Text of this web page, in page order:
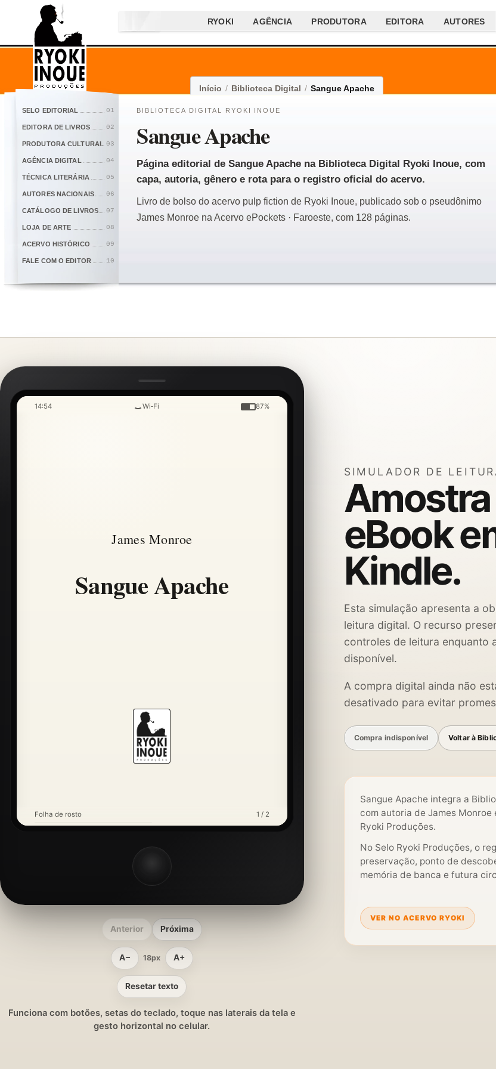
RYOKI AGÊNCIA PRODUTORA EDITORA AUTORES
SELO EDITORIAL 01
EDITORA DE LIVROS 02
PRODUTORA CULTURAL 03
AGÊNCIA DIGITAL 04
TÉCNICA LITERÁRIA 05
AUTORES NACIONAIS 06
CATÁLOGO DE LIVROS 07
LOJA DE ARTE 08
ACERVO HISTÓRICO 09
FALE COM O EDITOR 10
Início / Biblioteca Digital / Sangue Apache
BIBLIOTECA DIGITAL RYOKI INOUE
Sangue Apache
Página editorial de Sangue Apache na Biblioteca Digital Ryoki Inoue, com
capa, autoria, gênero e rota para o registro oficial do acervo.
Livro de bolso do acervo pulp fiction de Ryoki Inoue, publicado sob o pseudônimo
James Monroe na Acervo ePockets · Faroeste, com 128 páginas.
14:54 Wi‑Fi 87%
James Monroe
Sangue Apache
Folha de rosto 1 / 2
Anterior Próxima
A− 18px A+
Resetar texto
Funciona com botões, setas do teclado, toque nas laterais da tela e
gesto horizontal no celular.
SIMULADOR DE
eBook
Kindle.
Esta simulação apresenta a
leitura digital. O recurso
controles de leitura enquanto
disponível.
A compra digital ainda não
desativado para evitar
Compra indisponível Voltar à
Sangue Apache integra a
com autoria de James
Ryoki Produções.
No Selo Ryoki Produções, o
preservação, ponto de
memória de banca e futura
VER NO ACERVO RYOKI